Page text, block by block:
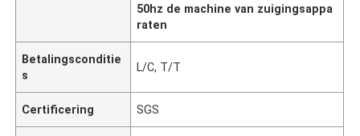
50hz de machine van zuigingsappa
raten
Betalingsconditie
s
L/C, T/T
Certificering SGS